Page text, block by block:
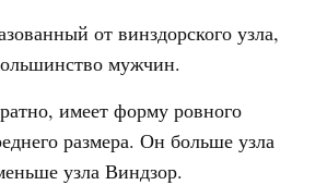
от винздорского узла,
мужчин.
имеет форму ровного
размера. Он больше узла
узла Виндзор.